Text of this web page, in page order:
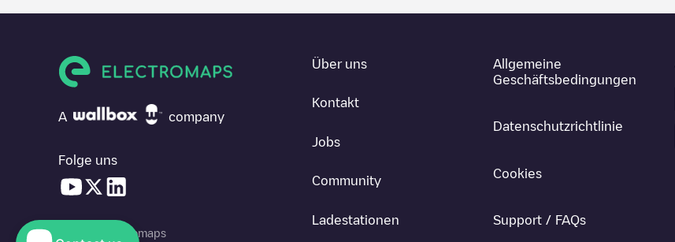
A company
Folge uns
© 2026 Electromaps
Über uns
Kontakt
Jobs
Community
Ladestationen
Allgemeine
Geschäftsbedingungen
Datenschutzrichtlinie
Cookies
Support / FAQs